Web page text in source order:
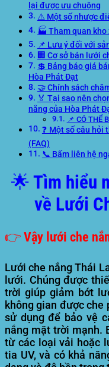
lại được ưu chuộng
⚠️ Một số nhược
🏭 Tham quan
📌 Lưu ý đối với
🏢 Cơ sở bán lưới
💲 Bảng báo giá
Hòa Phát Đạt
🤝 Chính sách
🏅 Tại sao nên
nắng của Hòa Phát
📌 CÓ THỂ
❓ Một số câu hỏi
(FAQ)
📞 Bấm liên hệ
🌟 Tìm hiểu
về Lưới
👉 Vậy lưới che
Lưới che nắng Thái
lưới. Chúng được
trời giúp giảm bớt
không gian được che
sử dụng để bảo vệ
nắng mặt trời mạnh.
từ các loại vải hoặc
tia UV, và có khả